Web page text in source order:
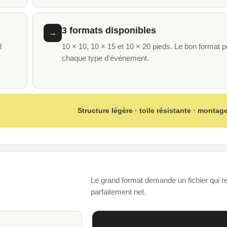
→ 3 formats disponibles
10 × 10, 10 × 15 et 10 × 20 pieds. Le bon format
chaque type d'événement.
Structure légère · toile résistante ·
Le grand format demande un fichier qui
parfaitement net.